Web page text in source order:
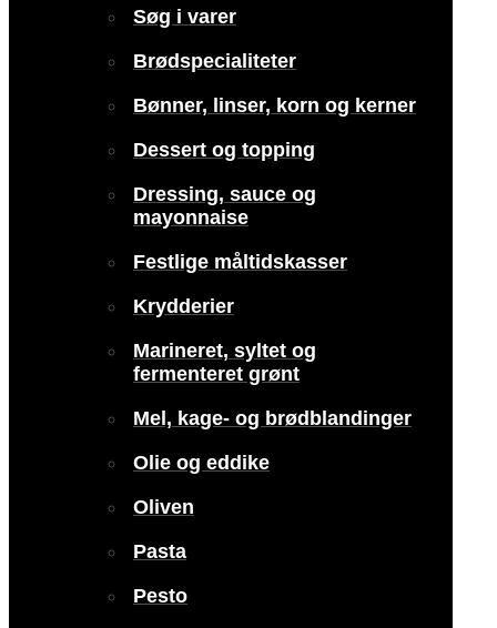
Søg i varer
Brødspecialiteter
Bønner, linser, korn og kerner
Dessert og topping
Dressing, sauce og
mayonnaise
Festlige måltidskasser
Krydderier
Marineret, syltet og
fermenteret grønt
Mel, kage- og brødblandinger
Olie og eddike
Oliven
Pasta
Pesto